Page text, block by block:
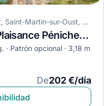
Canal de Saint-Martin-sur-Oust, Saint-Martin-sur-Oust, Francia
Casa flotante Locaboat Plaisance Pénichette 950E · 2019
Patrón opcional
3,18 m
De202 €/día